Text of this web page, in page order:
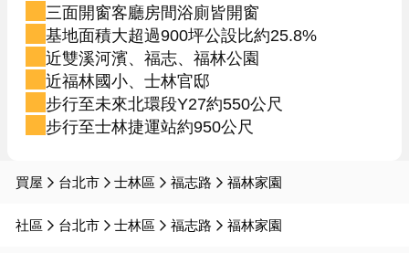
三面開窗客廳房間浴廁皆開窗
基地面積大超過900坪公設比約25.8%
近雙溪河濱、福志、福林公園
近福林國小、士林官邸
步行至未來北環段Y27約550公尺
步行至士林捷運站約950公尺
買屋 台北市 士林區 福志路 福林家園
社區 台北市 士林區 福志路 福林家園